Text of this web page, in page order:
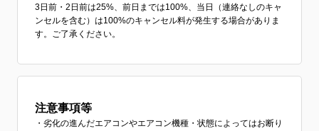
3日前・2日前は25%、前日までは100%、当日（連絡なしのキャ
ンセルを含む）は100%のキャンセル料が発生する場合がありま
す。ご了承ください。
注意事項等
・劣化の進んだエアコンやエアコン機種・状態によってはお断り